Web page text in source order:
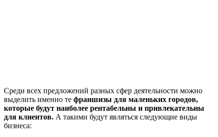
Среди всех предложений разных сфер деятельности можно
выделить именно те франшизы для маленьких городов,
которые будут наиболее рентабельны и привлекательны
для клиентов. А такими будут являться следующие виды
бизнеса: